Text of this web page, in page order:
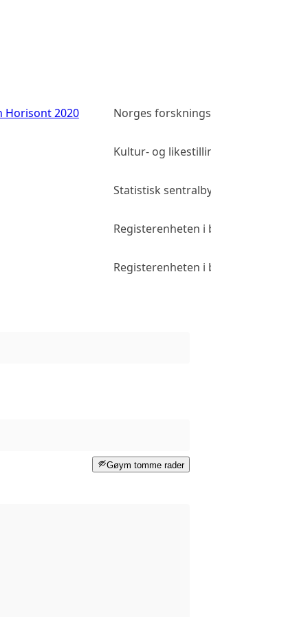
Horisont 2020 Norges forskningsråd
Kultur- og likestillingsdepartementet
Statistisk sentralbyrå
Registerenheten i brønnøysund
Registerenheten i brønnøysund
Gøym tomme rader